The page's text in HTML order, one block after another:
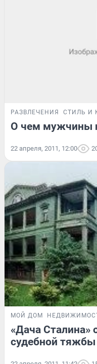
РАЗВЛЕЧЕНИЯ СТИЛЬ И
О чем мужчины
22 апреля, 2011, 12:00
МОЙ ДОМ
«Дача Сталина»
судебной тяжбы